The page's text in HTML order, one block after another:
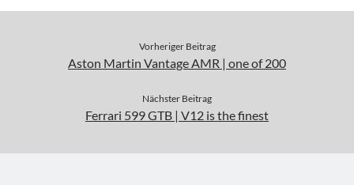
Vorheriger Beitrag
Aston Martin Vantage AMR | one of 200
Nächster Beitrag
Ferrari 599 GTB | V12 is the finest